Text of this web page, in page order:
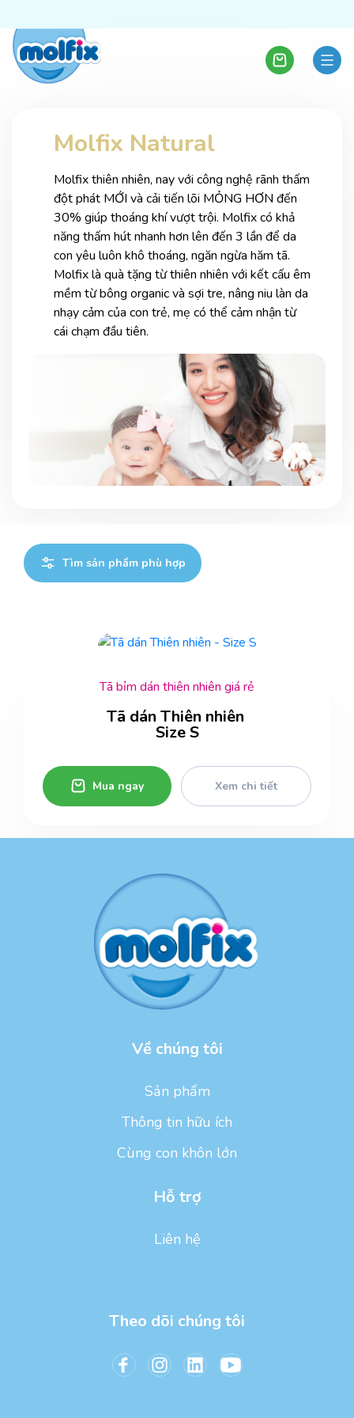
Molfix Natural
Molfix thiên nhiên, nay với công nghệ rãnh thấm
đột phát MỚI và cải tiến lõi MỎNG HƠN đến
30% giúp thoáng khí vượt trội. Molfix có khả
năng thấm hút nhanh hơn lên đến 3 lần để da
con yêu luôn khô thoáng, ngăn ngừa hăm tã.
Molfix là quà tặng từ thiên nhiên với kết cấu êm
mềm từ bông organic và sợi tre, nâng niu làn da
nhạy cảm của con trẻ, mẹ có thể cảm nhận từ
cái chạm đầu tiên.
Tìm sản phẩm phù hợp
Tã bỉm dán thiên nhiên giá rẻ
Tã dán Thiên nhiên
Size S
Mua ngay Xem chi tiết
Về chúng tôi
Sản phẩm
Thông tin hữu ích
Cùng con khôn lớn
Hỗ trợ
Liên hệ
Theo dõi chúng tôi